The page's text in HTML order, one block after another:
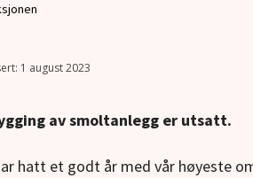
1 august 2023
av smoltanlegg er utsatt.
hatt et godt år med vår høyeste